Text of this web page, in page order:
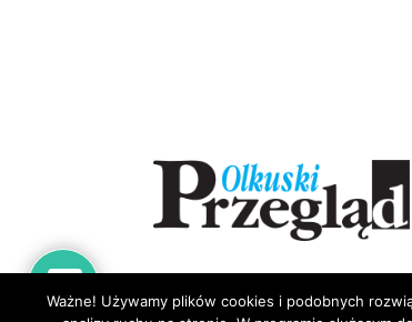
Ważne! Używamy plików cookies i podobnych